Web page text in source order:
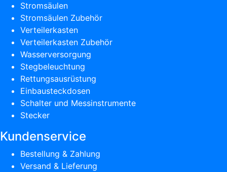
Stromsäulen
Stromsäulen Zubehör
Verteilerkasten
Verteilerkasten Zubehör
Wasserversorgung
Stegbeleuchtung
Rettungsausrüstung
Einbausteckdosen
Schalter und Messinstrumente
Stecker
Kundenservice
Bestellung & Zahlung
Versand & Lieferung